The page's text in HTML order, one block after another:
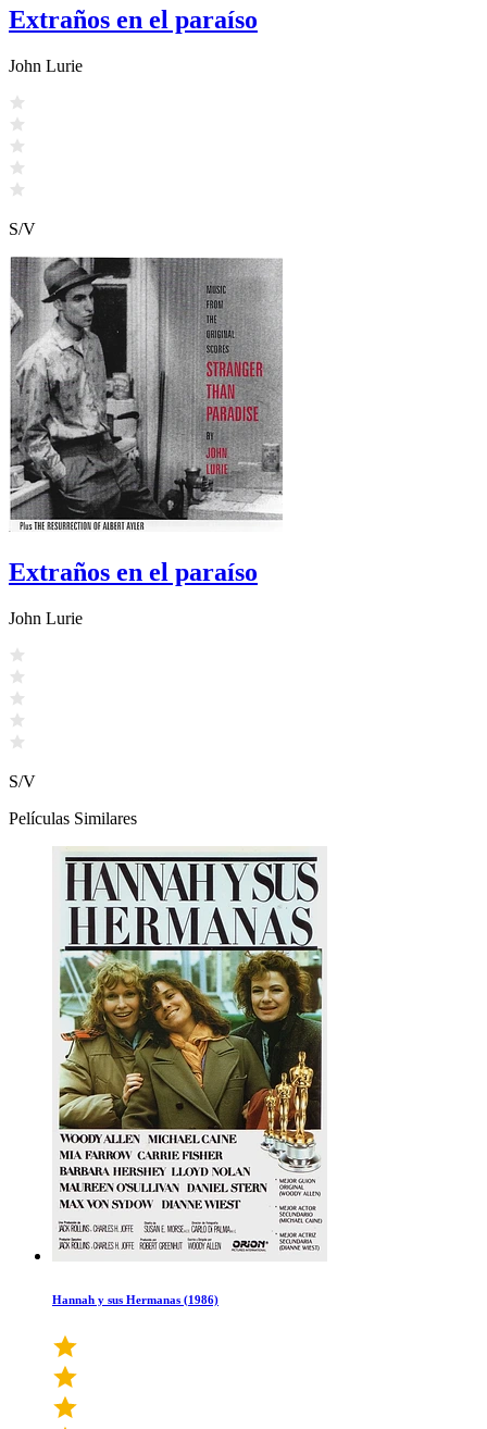
Extraños en el paraíso
John Lurie
S/V
Extraños en el paraíso
John Lurie
S/V
Películas Similares
Hannah y sus Hermanas (1986)